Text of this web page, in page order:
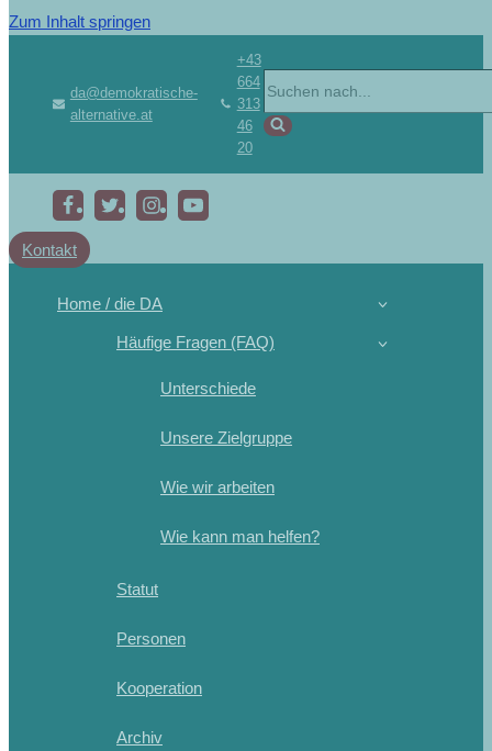
Zum Inhalt springen
da@demokratische-
alternative.at
+43
664
313
46
20
Kontakt
Home / die DA
Häufige Fragen (FAQ)
Unterschiede
Unsere Zielgruppe
Wie wir arbeiten
Wie kann man helfen?
Statut
Personen
Kooperation
Archiv